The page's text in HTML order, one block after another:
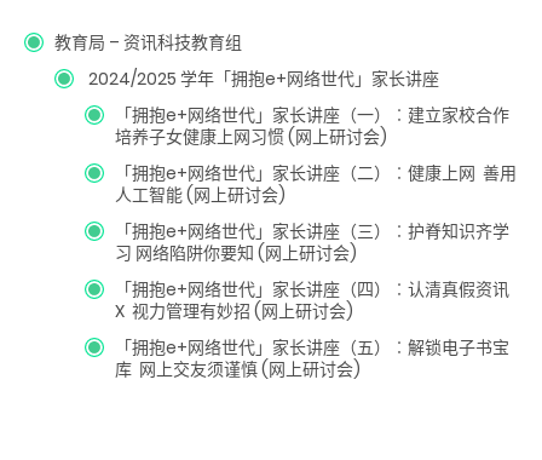
教育局 – 资讯科技教育组
2024/2025 学年「拥抱e+网络世代」家长讲座
「拥抱e+网络世代」家长讲座（一）︰建立家校合作
培养子女健康上网习惯 (网上研讨会)
「拥抱e+网络世代」家长讲座（二）︰健康上网 善用
人工智能 (网上研讨会)
「拥抱e+网络世代」家长讲座（三）︰护脊知识齐学
习 网络陷阱你要知 (网上研讨会)
「拥抱e+网络世代」家长讲座（四）︰认清真假资讯
X 视力管理有妙招 (网上研讨会)
「拥抱e+网络世代」家长讲座（五）︰解锁电子书宝
库 网上交友须谨慎 (网上研讨会)